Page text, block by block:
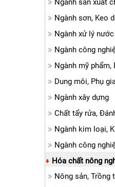
Ngành sản xuất
Ngành sơn, Keo
Ngành xử lý nước
Ngành công
Ngành mỹ phẩm,
Dung môi, Phụ
Ngành xây dựng
Chất tẩy rửa,
Ngành kim loại,
Ngành công
Hóa chất nông
Nông sản, Trồng